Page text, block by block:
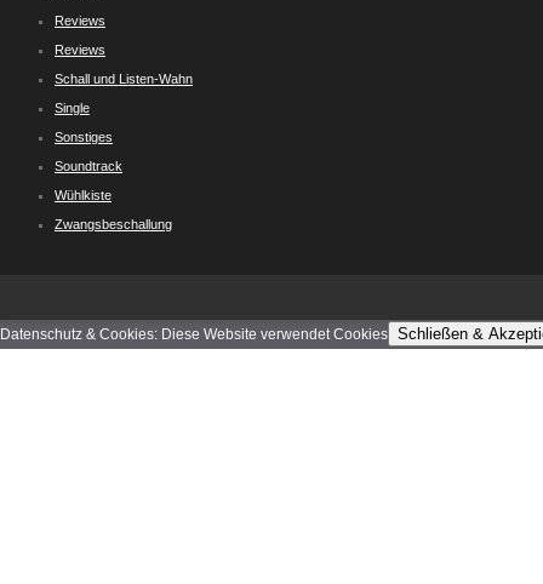
Reviews
Reviews
Schall und Listen-Wahn
Single
Sonstiges
Soundtrack
Wühlkiste
Zwangsbeschallung
Datenschutz & Cookies: Diese Website verwendet Cookies Schließen &